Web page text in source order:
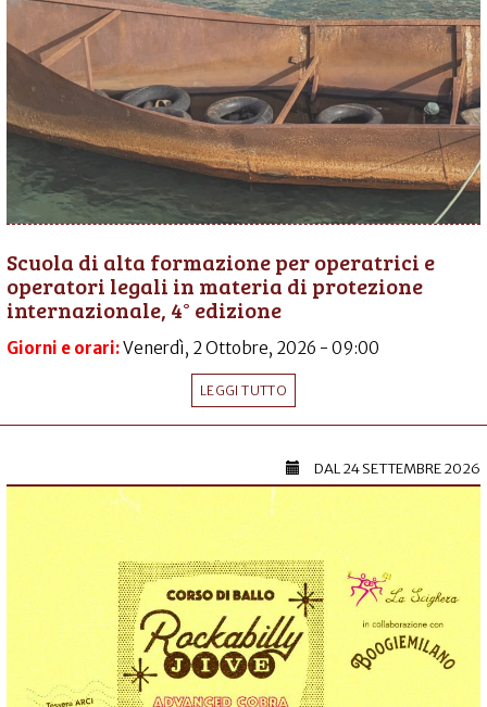
Scuola di alta formazione per operatrici e
operatori legali in materia di protezione
internazionale, 4° edizione
Giorni e orari:Venerdì, 2 Ottobre, 2026 - 09:00
LEGGI TUTTO
DAL24 SETTEMBRE 2026